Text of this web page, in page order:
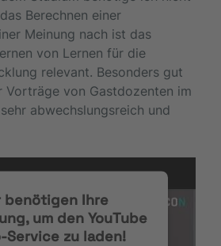
Berechnen einer
Meinung nach ist das
von Lernen für die
relevant. Besonders gut
Vorträge von Gastdozenten im
abwechslungsreich und
benötigen Ihre
um den YouTube
Service zu laden!